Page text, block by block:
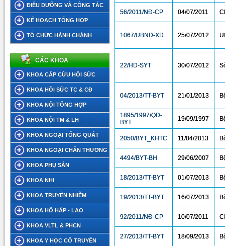
ĐIỀU DƯỠNG VÀ CÔNG TÁC
XÃ HỘI
KẾ HOẠCH TỔNG HỢP
TỔ CHỨC HÀNH CHÁNH
CÁC KHOA
KHOA CẤP CỨU HỒI SỨC
KHOA HỒI SỨC TC & CĐ
KHOA NỘI TỔNG HỢP
KHOA NỘI TM & LH
KHOA NGOẠI TỔNG QUÁT
KHOA NGOẠI CHẤN THƯƠNG
KHOA PHỤ SẢN
KHOA NHI
KHOA TRUYỀN NHIỄM
KHOA HÔ HẤP - LAO
KHOA VLTL & PHCN
KHOA Y HỌC CỔ TRUYỀN
56/2011/NĐ-CP 04/07/2011
1067/UBND-XD 25/07/2012
22/HD-SYT 30/07/2012
04/2013/TT-BYT 21/01/2013
1895/1997/QĐ-
BYT
19/09/1997
2050/BYT_KHTC 11/04/2013
4494/BYT-BH 29/06/2007
18/2013/TT-BYT 01/07/2013
19/2013/TT-BYT 16/07/2013
92/2011/NĐ-CP 10/07/2011
27/2013/TT-BYT 18/09/2013